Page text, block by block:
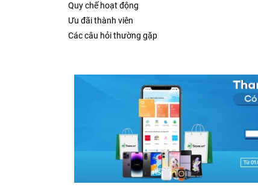
Quy chế hoạt động
Ưu đãi thành viên
Các câu hỏi thường gặp